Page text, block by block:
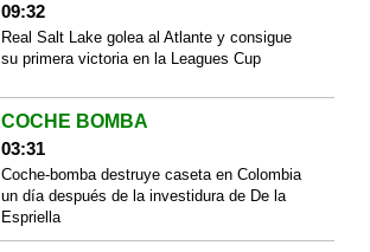
09:32
Real Salt Lake golea al Atlante y consigue
su primera victoria en la Leagues Cup
COCHE BOMBA
03:31
Coche-bomba destruye caseta en Colombia
un día después de la investidura de De la
Espriella